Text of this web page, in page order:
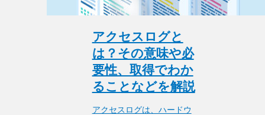
アクセスログと
は？その意味や必
要性、取得でわか
ることなどを解説
アクセスログは、ハードウ